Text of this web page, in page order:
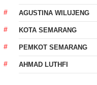
AGUSTINA WILUJENG
KOTA SEMARANG
PEMKOT SEMARANG
AHMAD LUTHFI